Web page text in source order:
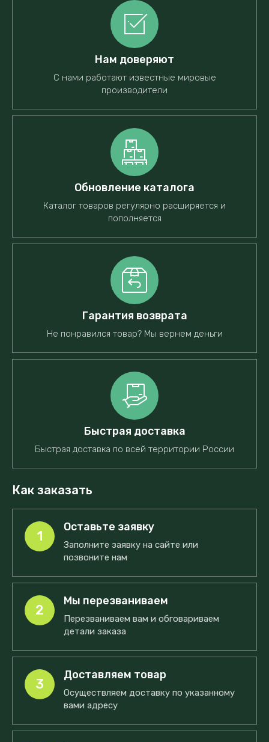
Нам доверяют
С нами работают известные мировые
производители
Обновление каталога
Каталог товаров регулярно расширяется и
пополняется
Гарантия возврата
Не понравился товар? Мы вернем деньги
Быстрая доставка
Быстрая доставка по всей территории России
Как заказать
1
Оставьте заявку
Заполните заявку на сайте или
позвоните нам
2
Мы перезваниваем
Перезваниваем вам и обговариваем
детали заказа
3
Доставляем товар
Осуществляем доставку по указанному
вами адресу